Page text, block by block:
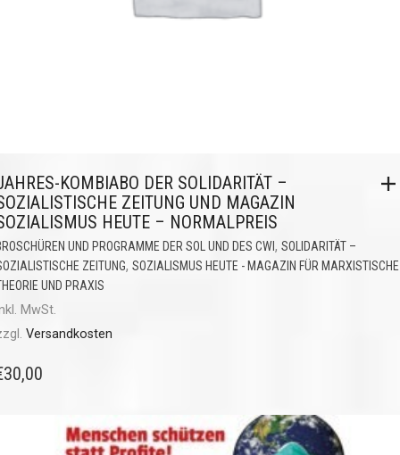
KOMBIABO DER SOLIDARITÄT –
ZEITUNG UND MAGAZIN
HEUTE – NORMALPREIS
UND PROGRAMME DER SOL UND DES CWI, SOLIDARITÄT –
ZEITUNG, SOZIALISMUS HEUTE - MAGAZIN FÜR MARXISTISCHE
UND PRAXIS
MwSt.
Versandkosten
30,00